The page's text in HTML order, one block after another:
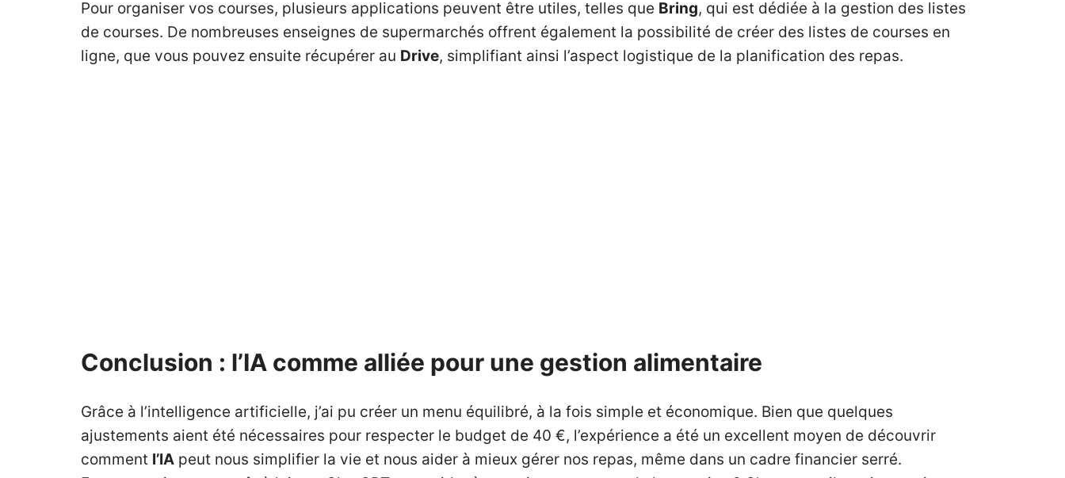
Pour organiser vos courses, plusieurs applications peuvent être utiles, telles que Bring, qui est dédiée à la gestion des listes
de courses. De nombreuses enseignes de supermarchés offrent également la possibilité de créer des listes de courses en
ligne, que vous pouvez ensuite récupérer au Drive, simplifiant ainsi l’aspect logistique de la planification des repas.
Conclusion : l’IA comme alliée pour une gestion alimentaire
Grâce à l’intelligence artificielle, j’ai pu créer un menu équilibré, à la fois simple et économique. Bien que quelques
ajustements aient été nécessaires pour respecter le budget de 40 €, l’expérience a été un excellent moyen de découvrir
comment l’IA peut nous simplifier la vie et nous aider à mieux gérer nos repas, même dans un cadre financier serré.